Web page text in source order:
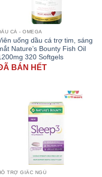
CÁ - OMEGA
uống dầu cá trợ tim, sáng
Nature’s Bounty Fish Oil
320 Softgels
BÁN HẾT
TRỢ GIẤC NGỦ